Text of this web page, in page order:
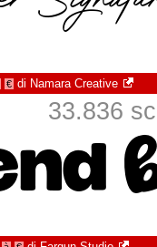
€ di Namara Creative
33.836